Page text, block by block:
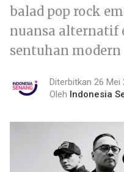
balad pop rock
nuansa alternatif
sentuhan modern
Diterbitkan 26 Mei
Oleh Indonesia